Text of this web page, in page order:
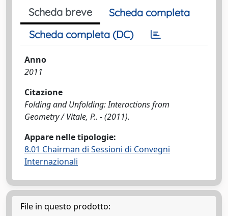
Scheda breve
Scheda completa
Scheda completa (DC)
Anno
2011
Citazione
Folding and Unfolding: Interactions from
Geometry / Vitale, P.. - (2011).
Appare nelle tipologie:
8.01 Chairman di Sessioni di Convegni
Internazionali
File in questo prodotto: